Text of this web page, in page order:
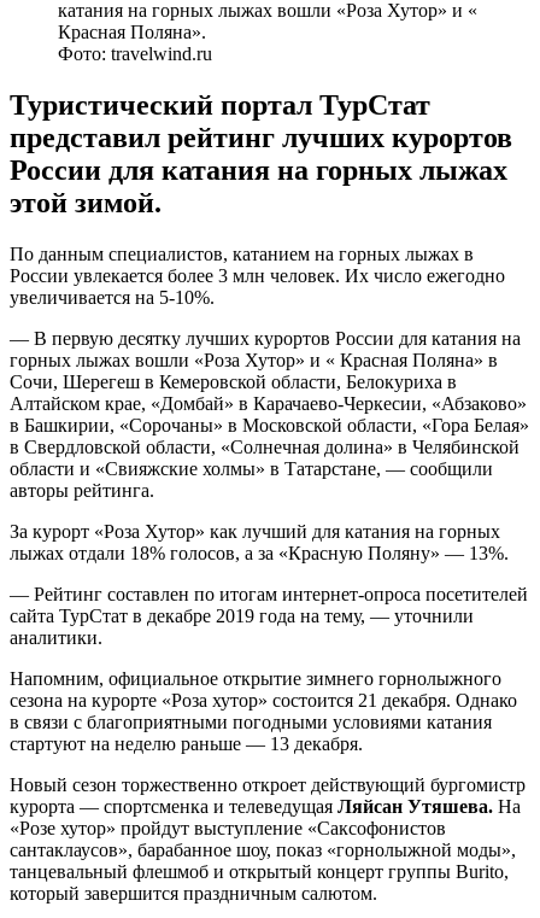
катания на горных лыжах вошли «Роза Хутор» и «
Красная Поляна».
Фото: travelwind.ru
Туристический портал ТурСтат
представил рейтинг лучших курортов
России для катания на горных лыжах
этой зимой.
По данным специалистов, катанием на горных лыжах в
России увлекается более 3 млн человек. Их число ежегодно
увеличивается на 5-10%.
— В первую десятку лучших курортов России для катания на
горных лыжах вошли «Роза Хутор» и « Красная Поляна» в
Сочи, Шерегеш в Кемеровской области, Белокуриха в
Алтайском крае, «Домбай» в Карачаево-Черкесии, «Абзаково»
в Башкирии, «Сорочаны» в Московской области, «Гора Белая»
в Свердловской области, «Солнечная долина» в Челябинской
области и «Свияжские холмы» в Татарстане, — сообщили
авторы рейтинга.
За курорт «Роза Хутор» как лучший для катания на горных
лыжах отдали 18% голосов, а за «Красную Поляну» — 13%.
— Рейтинг составлен по итогам интернет-опроса посетителей
сайта ТурСтат в декабре 2019 года на тему, — уточнили
аналитики.
Напомним, официальное открытие зимнего горнолыжного
сезона на курорте «Роза хутор» состоится 21 декабря. Однако
в связи с благоприятными погодными условиями катания
стартуют на неделю раньше — 13 декабря.
Новый сезон торжественно откроет действующий бургомистр
курорта — спортсменка и телеведущая Ляйсан Утяшева. На
«Розе хутор» пройдут выступление «Саксофонистов
сантаклаусов», барабанное шоу, показ «горнолыжной моды»,
танцевальный флешмоб и открытый концерт группы Burito,
который завершится праздничным салютом.